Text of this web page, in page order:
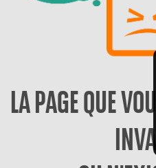
LA PAGE QUE